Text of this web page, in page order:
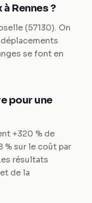
Rennes ?
(57130). On
se font en
pour une
+320 % de
% sur le coût par
résultats
de la